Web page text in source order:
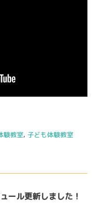
験教室, 子ども体験教室
ール更新しました！